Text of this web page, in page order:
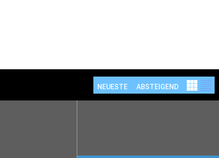
NEUESTE ABSTEIGEND